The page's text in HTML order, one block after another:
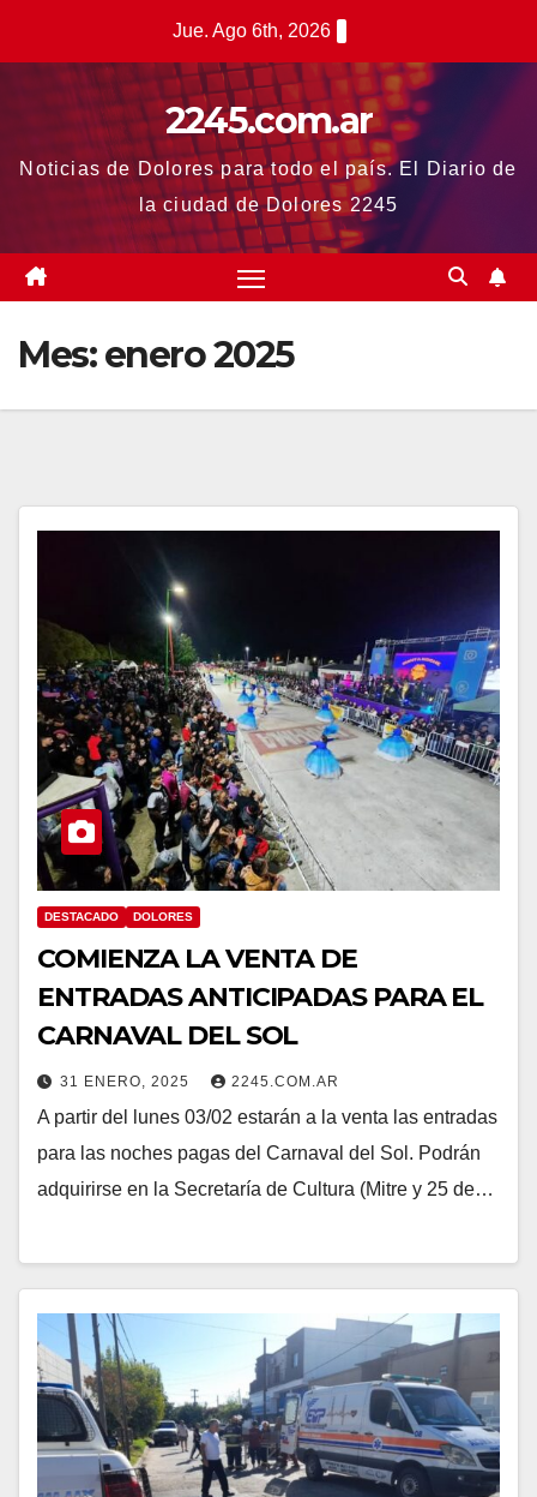
Jue. Ago 6th, 2026
2245.com.ar
Noticias de Dolores para todo el país. El Diario de
la ciudad de Dolores 2245
Mes:enero 2025
DESTACADO DOLORES
COMIENZA LA VENTA DE
ENTRADAS ANTICIPADAS PARA EL
CARNAVAL DEL SOL
31 ENERO, 2025 2245.COM.AR
A partir del lunes 03/02 estarán a la venta las entradas
para las noches pagas del Carnaval del Sol. Podrán
adquirirse en la Secretaría de Cultura (Mitre y 25 de…